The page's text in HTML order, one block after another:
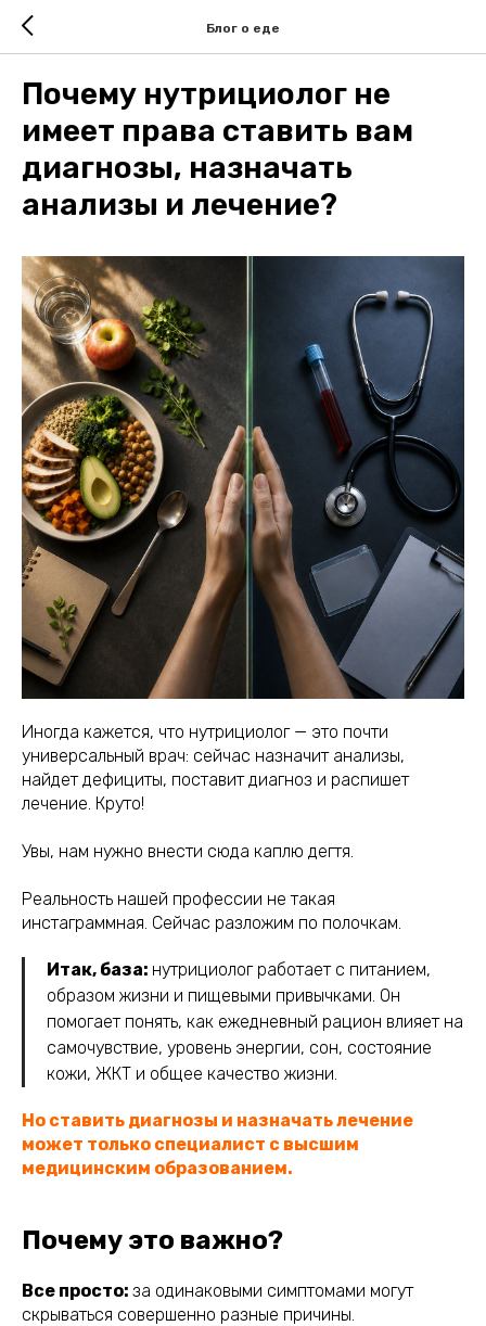
Блог о еде
Почему нутрициолог не
имеет права ставить вам
диагнозы, назначать
анализы и лечение?
Иногда кажется, что нутрициолог — это почти
универсальный врач: сейчас назначит анализы,
найдет дефициты, поставит диагноз и распишет
лечение. Круто!
Увы, нам нужно внести сюда каплю дегтя.
Реальность нашей профессии не такая
инстаграммная. Сейчас разложим по полочкам.
Итак, база: нутрициолог работает с питанием,
образом жизни и пищевыми привычками. Он
помогает понять, как ежедневный рацион влияет на
самочувствие, уровень энергии, сон, состояние
кожи, ЖКТ и общее качество жизни.
Но ставить диагнозы и назначать лечение
может только специалист с высшим
медицинским образованием.
Почему это важно?
Все просто: за одинаковыми симптомами могут
скрываться совершенно разные причины.